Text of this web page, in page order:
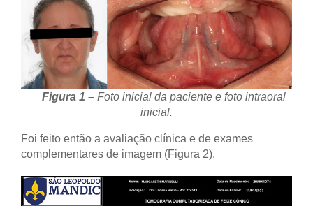
Figura 1 –Foto inicial da paciente e foto intraoral
inicial.
Foi feito então a avaliação clínica e de exames
complementares de imagem (Figura 2).